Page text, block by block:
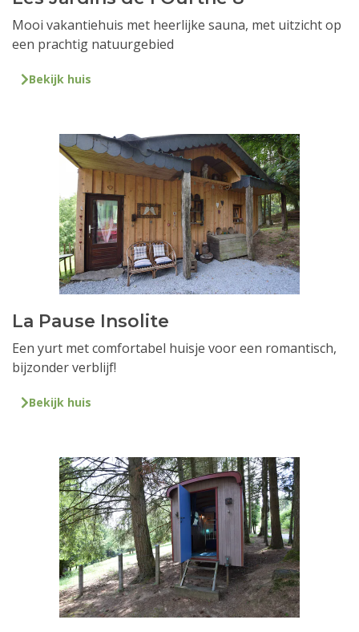
Mooi vakantiehuis met heerlijke sauna, met uitzicht op
een prachtig natuurgebied
Bekijk huis
La Pause Insolite
Een yurt met comfortabel huisje voor een romantisch,
bijzonder verblijf!
Bekijk huis